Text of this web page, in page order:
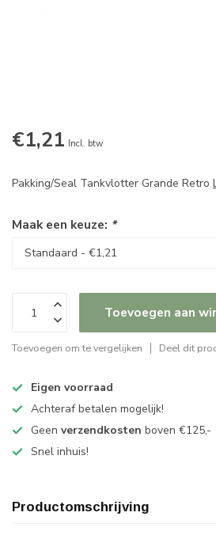
€1,21 Incl. btw
Pakking/Seal Tankvlotter Grande Retro
Maak een keuze: *
Toevoegen aan
Toevoegen om te vergelijken Deel dit
Eigen voorraad
Achteraf betalen mogelijk!
Geen verzendkosten boven €125,-
Snel inhuis!
Productomschrijving